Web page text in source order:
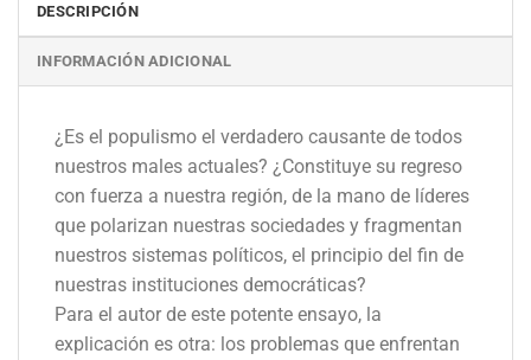
DESCRIPCIÓN
INFORMACIÓN ADICIONAL
¿Es el populismo el verdadero causante de todos
nuestros males actuales? ¿Constituye su regreso
con fuerza a nuestra región, de la mano de líderes
que polarizan nuestras sociedades y fragmentan
nuestros sistemas políticos, el principio del fin de
nuestras instituciones democráticas?
Para el autor de este potente ensayo, la
explicación es otra: los problemas que enfrentan